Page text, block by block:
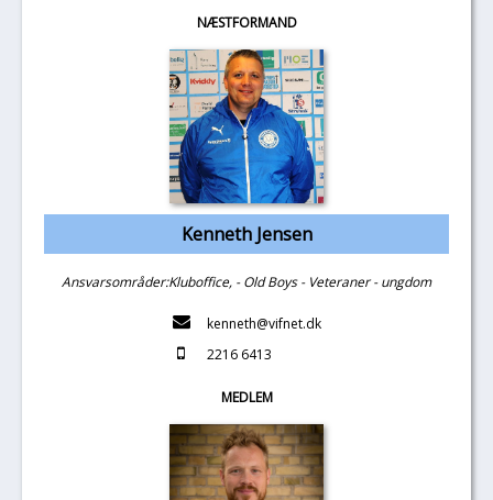
NÆSTFORMAND
Kenneth Jensen
Ansvarsområder:Kluboffice, - Old Boys - Veteraner - ungdom
kenneth@vifnet.dk
2216 6413
MEDLEM